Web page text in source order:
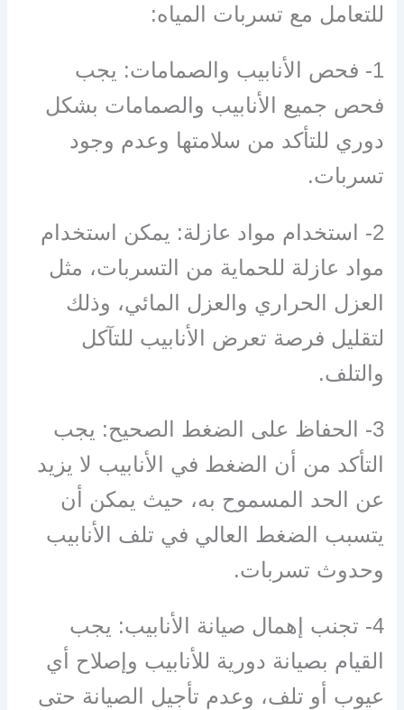
للتعامل مع تسربات المياه:
1- فحص الأنابيب والصمامات: يجب
فحص جميع الأنابيب والصمامات بشكل
دوري للتأكد من سلامتها وعدم وجود
تسربات.
2- استخدام مواد عازلة: يمكن استخدام
مواد عازلة للحماية من التسربات، مثل
العزل الحراري والعزل المائي، وذلك
لتقليل فرصة تعرض الأنابيب للتآكل
والتلف.
3- الحفاظ على الضغط الصحيح: يجب
التأكد من أن الضغط في الأنابيب لا يزيد
عن الحد المسموح به، حيث يمكن أن
يتسبب الضغط العالي في تلف الأنابيب
وحدوث تسربات.
4- تجنب إهمال صيانة الأنابيب: يجب
القيام بصيانة دورية للأنابيب وإصلاح أي
عيوب أو تلف، وعدم تأجيل الصيانة حتى